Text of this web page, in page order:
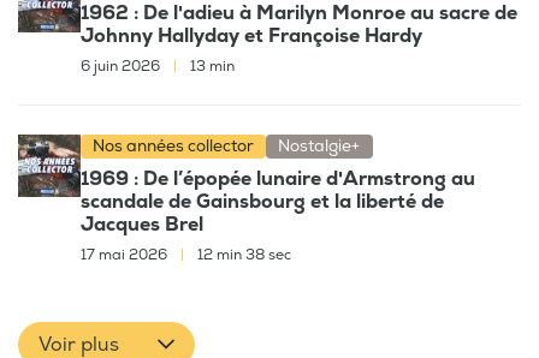
1962 : De l'adieu à Marilyn Monroe au sacre de
Johnny Hallyday et Françoise Hardy
6 juin 2026 13 min
Nos années collector Nostalgie+
1969 : De l’épopée lunaire d'Armstrong au
scandale de Gainsbourg et la liberté de
Jacques Brel
17 mai 2026 12 min 38 sec
Voir plus